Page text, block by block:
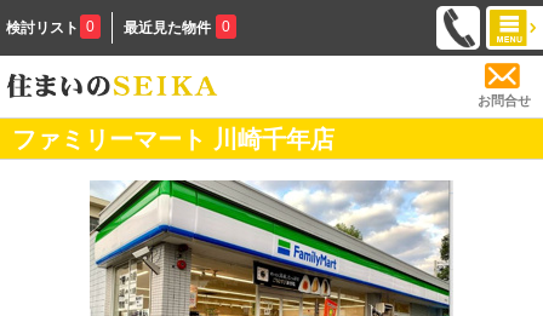
検討リスト 0 最近見た物件 0
お問合せ
ファミリーマート 川崎千年店